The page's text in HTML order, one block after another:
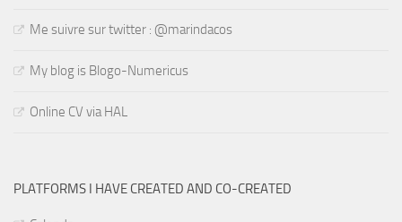
Me suivre sur twitter : @marindacos
My blog is Blogo-Numericus
Online CV via HAL
PLATFORMS I HAVE CREATED AND CO-CREATED